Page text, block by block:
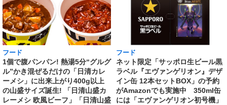
フード
1個で腹パンパン! 熱湯5分“グルグ
ル”かき混ぜるだけの「日清カレ
ーメシ」に出来上がり400g以上
の山盛サイズ誕生! 「日清山盛カ
レーメシ 欧風ビーフ」「日清山盛
フード
ネット限定「サッポロ生ビール黒
ラベル『エヴァンゲリオン』デザ
イン缶 12本セットBOX」の予約
がAmazonでも実施中 350ml缶
には「エヴァンゲリオン初号機」